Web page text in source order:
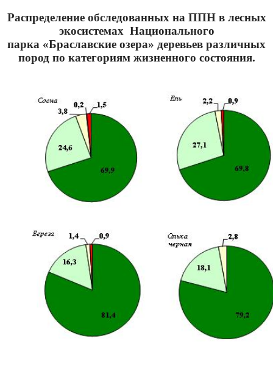
Распределение обследованных на ППН в лесных
экосистемах Национального
парка «Браславские озера» деревьев различных
пород по категориям жизненного состояния.